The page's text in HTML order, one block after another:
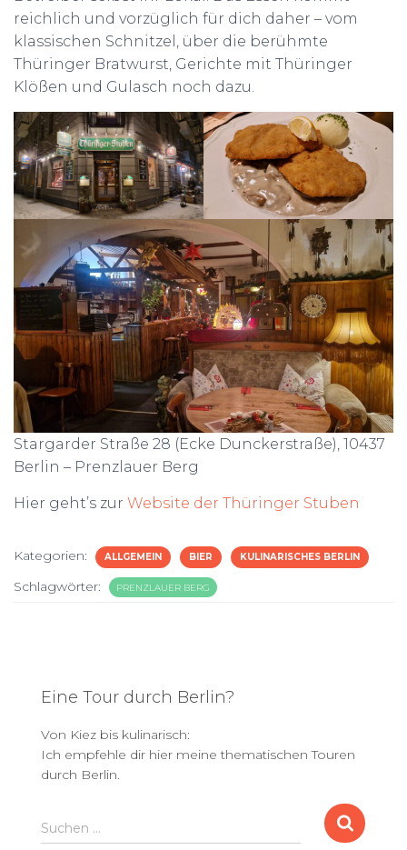
reichlich und vorzüglich für dich daher – vom
klassischen Schnitzel, über die berühmte
Thüringer Bratwurst, Gerichte mit Thüringer
Klößen und Gulasch noch dazu.
Stargarder Straße 28 (Ecke Dunckerstraße), 10437
Berlin – Prenzlauer Berg
Hier geht’s zur Website der Thüringer Stuben
Kategorien: ALLGEMEIN BIER KULINARISCHES BERLIN
Schlagwörter: PRENZLAUER BERG
Eine Tour durch Berlin?
Von Kiez bis kulinarisch:
Ich empfehle dir hier meine thematischen Touren
durch Berlin.
S
u
Suchen …